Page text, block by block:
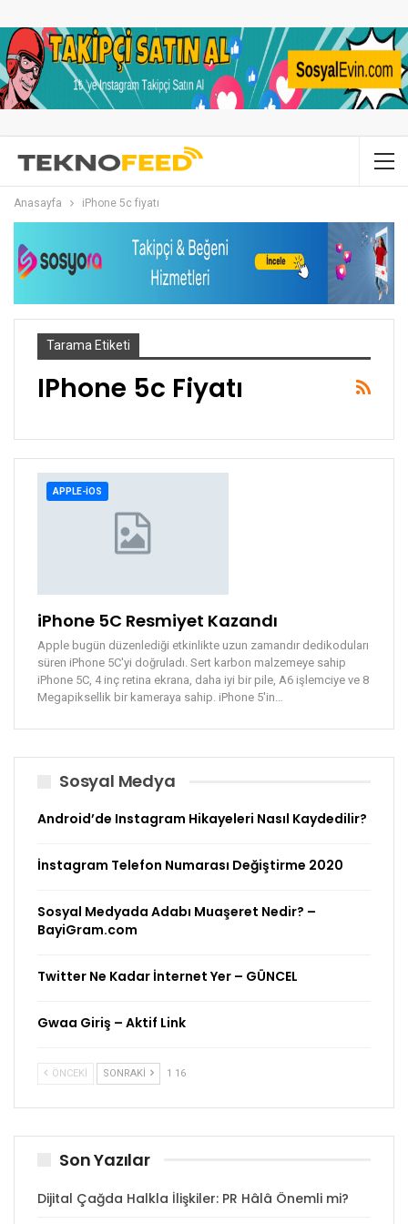
Anasayfa iPhone 5c fiyatı
Tarama Etiketi
IPhone 5c Fiyatı
APPLE-IOS
iPhone 5C Resmiyet Kazandı
Apple bugün düzenlediği etkinlikte uzun zamandır dedikoduları
süren iPhone 5C'yi doğruladı. Sert karbon malzemeye sahip
iPhone 5C, 4 inç retina ekrana, daha iyi bir pile, A6 işlemciye ve 8
Megapiksellik bir kameraya sahip. iPhone 5'in…
Sosyal Medya
Android’de Instagram Hikayeleri Nasıl Kaydedilir?
İnstagram Telefon Numarası Değiştirme 2020
Sosyal Medyada Adabı Muaşeret Nedir? –
BayiGram.com
Twitter Ne Kadar İnternet Yer – GÜNCEL
Gwaa Giriş – Aktif Link
ÖNCEKI SONRAKI 1 16
Son Yazılar
Dijital Çağda Halkla İlişkiler: PR Hâlâ Önemli mi?